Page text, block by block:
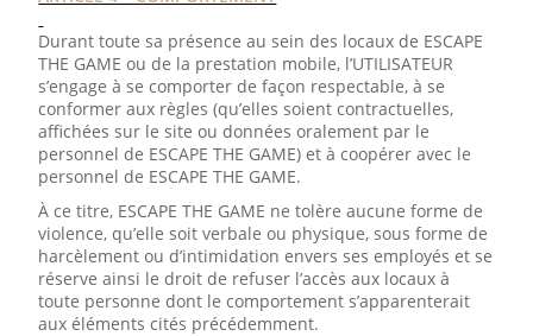
Durant toute sa présence au sein des locaux de ESCAPE
THE GAME ou de la prestation mobile, l’UTILISATEUR
s’engage à se comporter de façon respectable, à se
conformer aux règles (qu’elles soient contractuelles,
affichées sur le site ou données oralement par le
personnel de ESCAPE THE GAME) et à coopérer avec le
personnel de ESCAPE THE GAME.
À ce titre, ESCAPE THE GAME ne tolère aucune forme de
violence, qu’elle soit verbale ou physique, sous forme de
harcèlement ou d’intimidation envers ses employés et se
réserve ainsi le droit de refuser l’accès aux locaux à
toute personne dont le comportement s’apparenterait
aux éléments cités précédemment.